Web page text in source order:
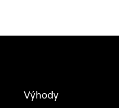
Výhody